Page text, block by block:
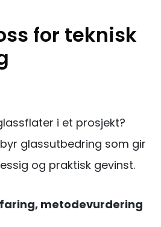
for teknisk
i et prosjekt?
glassutbedring som gir
og praktisk gevinst.
metodevurdering